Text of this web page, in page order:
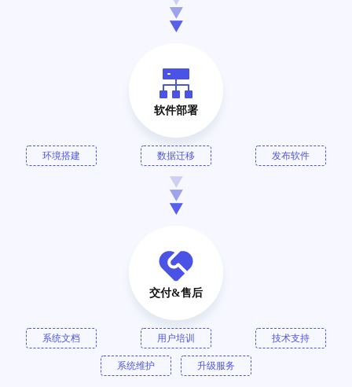
软件部署
环境搭建 数据迁移 发布软件
交付&售后
系统文档 用户培训 技术支持
系统维护 升级服务